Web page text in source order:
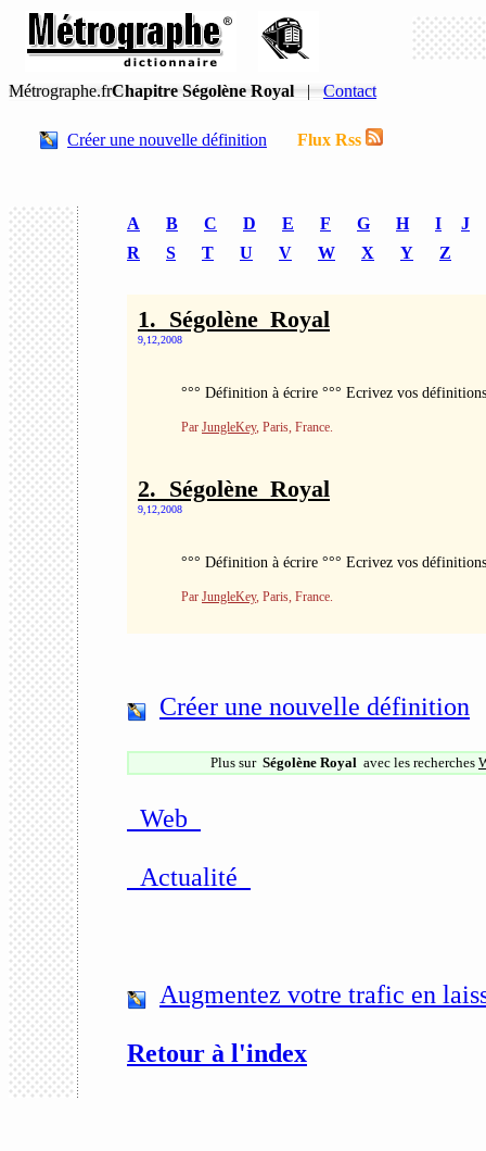
Métrographe.frChapitre Ségolène Royal | Contact
Créer une nouvelle définition Flux Rss
A B C D E F G H I
J
R
S T U V W X Y Z
1. Ségolène_Royal
9,12,2008
°°° Définition à écrire °°° Ecrivez vos
Par JungleKey, Paris, France.
2. Ségolène_Royal
9,12,2008
°°° Définition à écrire °°° Ecrivez vos
Par JungleKey, Paris, France.
Créer une nouvelle définition
Plus sur Ségolène Royal avec les recherches
Web
Actualité
Augmentez votre trafic en
Retour à l'index